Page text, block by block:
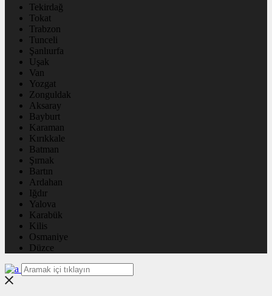
Tekirdağ
Tokat
Trabzon
Tunceli
Şanlıurfa
Uşak
Van
Yozgat
Zonguldak
Aksaray
Bayburt
Karaman
Kırıkkale
Batman
Şırnak
Bartın
Ardahan
Iğdır
Yalova
Karabük
Kilis
Osmaniye
Düzce